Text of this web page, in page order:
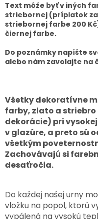
Text môže byť v iných
striebornej (príplatok
striebornej farbe 200
čiernej farbe.
Do poznámky napíšte
alebo nám zavolajte na
Všetky dekoratívne
farby, zlato a striebro
dekorácie) pri
v glazúre, a preto sú
všetkým
Zachovávajú si
desaťročia.
Do každej našej urny
vložku na popol, ktorú
vypálená na vysokú